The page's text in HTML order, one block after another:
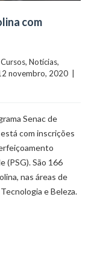
com
Cursos, Notícias
Senac de
com inscrições
(PSG). São 166
nas áreas de
e Beleza.